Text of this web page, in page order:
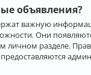
объявления?
важную
Они
личном разделе.